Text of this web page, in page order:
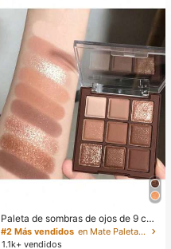
Paleta de sombras de ojos de 9 col
ores de tonos tierra neutros de cho
colate con leche, maquillaje ligero,
#2 Más vendidos
en Mate Paletas de sombras de ojos
1.1k+ vendidos